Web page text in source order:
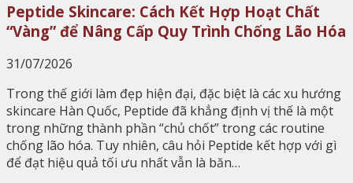
Peptide Skincare: Cách Kết Hợp Hoạt Chất
“Vàng” để Nâng Cấp Quy Trình Chống Lão Hóa
31/07/2026
Trong thế giới làm đẹp hiện đại, đặc biệt là các xu hướng
skincare Hàn Quốc, Peptide đã khẳng định vị thế là một
trong những thành phần “chủ chốt” trong các routine
chống lão hóa. Tuy nhiên, câu hỏi Peptide kết hợp với gì
để đạt hiệu quả tối ưu nhất vẫn là băn…